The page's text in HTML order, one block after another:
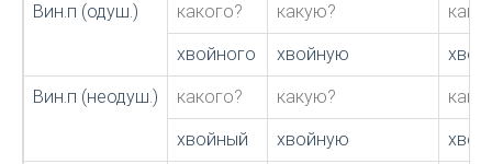
Вин.п (одуш.) какого? какую?
хвойного хвойную
Вин.п (неодуш.) какого? какую?
хвойный хвойную